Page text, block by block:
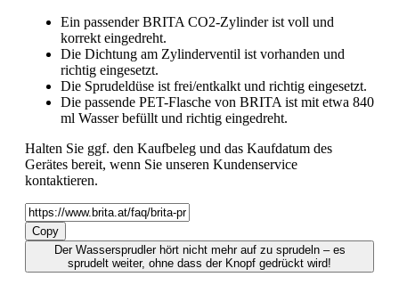
Ein passender BRITA CO2-Zylinder ist voll und
korrekt eingedreht.
Die Dichtung am Zylinderventil ist vorhanden und
richtig eingesetzt.
Die Sprudeldüse ist frei/entkalkt und richtig eingesetzt.
Die passende PET-Flasche von BRITA ist mit etwa 840
ml Wasser befüllt und richtig eingedreht.
Halten Sie ggf. den Kaufbeleg und das Kaufdatum des
Gerätes bereit, wenn Sie unseren Kundenservice
kontaktieren.
Copy
Der Wassersprudler hört nicht mehr auf zu sprudeln – es
sprudelt weiter, ohne dass der Knopf gedrückt wird!